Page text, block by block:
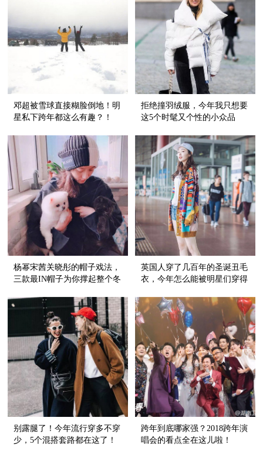
邓超被雪球直接糊脸倒地！明
星私下跨年都这么有趣？！
拒绝撞羽绒服，今年我只想要
这5个时髦又个性的小众品
杨幂宋茜关晓彤的帽子戏法，
三款最IN帽子为你撑起整个冬
英国人穿了几百年的圣诞丑毛
衣，今年怎么能被明星们穿得
别露腿了！今年流行穿多不穿
少，5个混搭套路都在这了！
跨年到底哪家强？2018跨年演
唱会的看点全在这儿啦！